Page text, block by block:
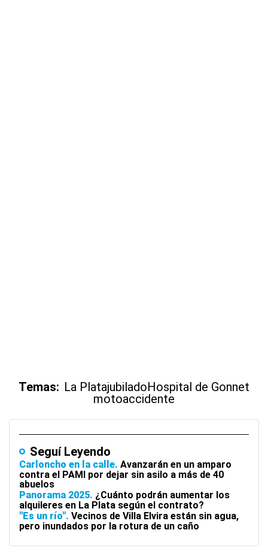
Temas: La PlatajubiladoHospital de Gonnet
motoaccidente
Seguí Leyendo
Carloncho en la calle Avanzarán en un amparo
contra el PAMI por dejar sin asilo a más de 40
abuelos
Panorama 2025 ¿Cuánto podrán aumentar los
alquileres en La Plata según el contrato?
"Es un río" Vecinos de Villa Elvira están sin agua,
pero inundados por la rotura de un caño